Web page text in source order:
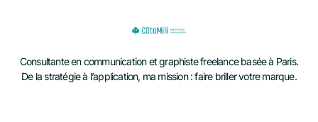
Consultante en communication et graphiste freelance basée à Paris.
De la stratégie à l’application, ma mission : faire briller votre marque.